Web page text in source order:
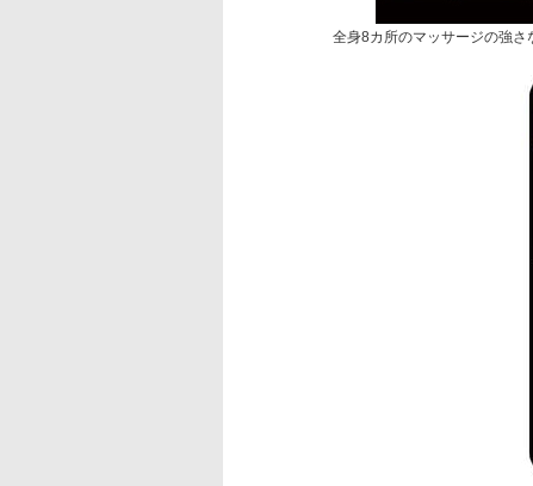
全身8カ所のマッサージの強